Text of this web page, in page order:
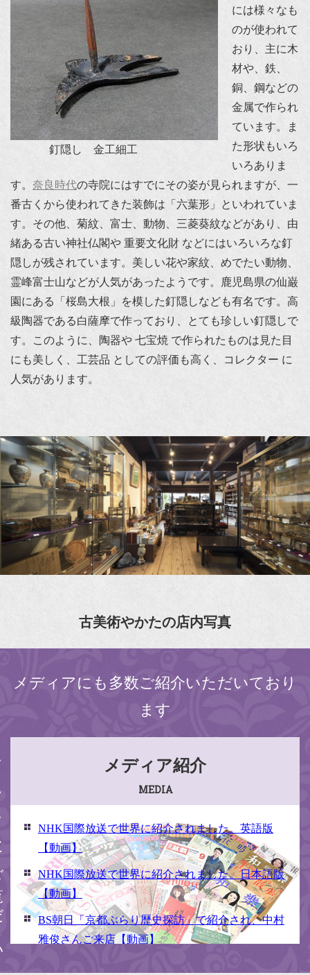
釘隠し 金工細工
には様々なも
のが使われて
おり、主に木
材や、鉄、
銅、鋼などの
金属で作られ
ています。ま
た形状もいろ
いろありま
す。 奈良時代の寺院にはすでにその姿が見られますが、一
番古くから使われてきた装飾は「六葉形」といわれていま
す。その他、菊紋、富士、動物、三菱葵紋などがあり、由
緒ある古い神社仏閣や 重要文化財 などにはいろいろな釘
隠しが残されています。美しい花や家紋、めでたい動物、
霊峰富士山などが人気があったようです。鹿児島県の仙巌
園にある「桜島大根」を模した釘隠しなども有名です。高
級陶器である白薩摩で作っており、とても珍しい釘隠しで
す。このように、陶器や 七宝焼 で作られたものは見た目
にも美しく、工芸品 としての評価も高く、コレクター に
人気があります。
古美術やかたの店内写真
メディアにも多数ご紹介いただいており
ます
い メディア紹介
MEDIA
NHK国際放送で世界に紹介されました。英語版
【動画】
NHK国際放送で世界に紹介されました。日本語版
【動画】
BS朝日「京都ぶらり歴史探訪」で紹介され、中村
雅俊さんご来店【動画】